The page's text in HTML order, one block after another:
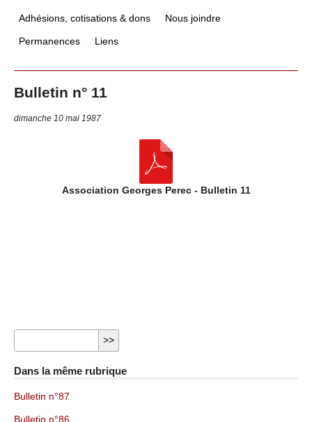
Adhésions, cotisations & dons Nous joindre
Permanences Liens
Bulletin n° 11
dimanche 10 mai 1987
Association Georges Perec - Bulletin 11
Dans la même rubrique
Bulletin n°87
Bulletin n°86